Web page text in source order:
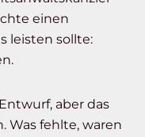
einen
leisten sollte:
aber das
Was fehlte, waren